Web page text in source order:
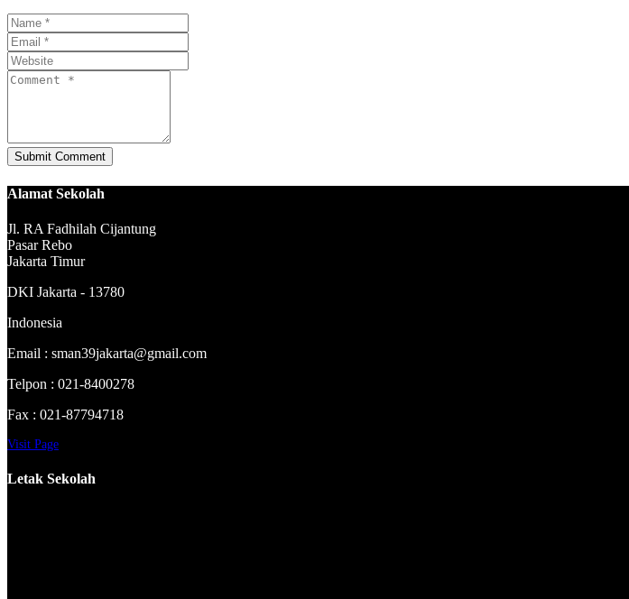
Alamat Sekolah
Jl. RA Fadhilah Cijantung
Pasar Rebo
Jakarta Timur
DKI Jakarta - 13780
Indonesia
Email : sman39jakarta@gmail.com
Telpon : 021-8400278
Fax : 021-87794718
Visit Page
Letak Sekolah